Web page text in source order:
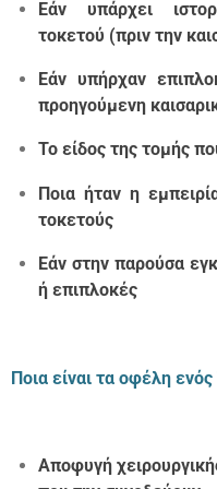
Εάν υπάρχει
τοκετού (πριν την
Εάν υπήρχαν
προηγούμενη
Το είδος της τομής
Ποια ήταν η
τοκετούς
Εάν στην παρούσα
ή επιπλοκές
Ποια είναι τα οφέλη ενός
Αποφυγή